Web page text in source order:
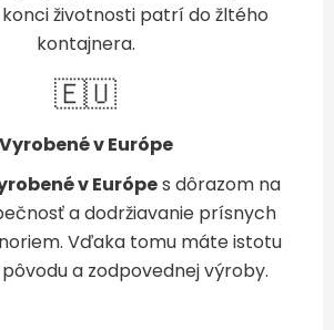
životnosti patrí do žltého
kontajnera.
🇪🇺
Vyrobené v Európe
v Európes dôrazom na
a dodržiavanie prísnych
Vďaka tomu máte istotu
a zodpovednej výroby.